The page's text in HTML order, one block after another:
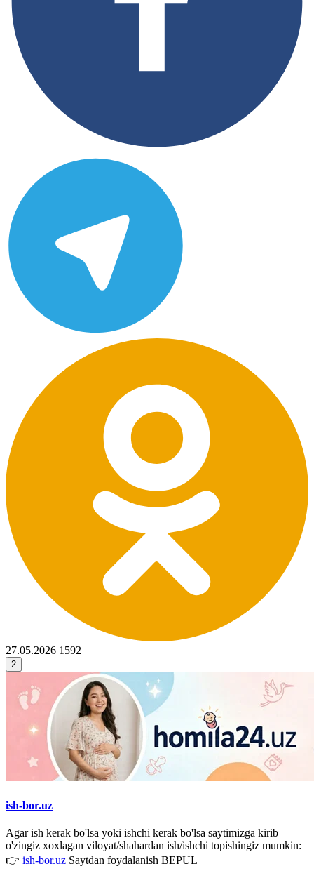
27.05.2026 1592
2
ish-bor.uz
Agar ish kerak bo'lsa yoki ishchi kerak bo'lsa saytimizga kirib
o'zingiz xoxlagan viloyat/shahardan ish/ishchi topishingiz mumkin:
👉 ish-bor.uz Saytdan foydalanish BEPUL